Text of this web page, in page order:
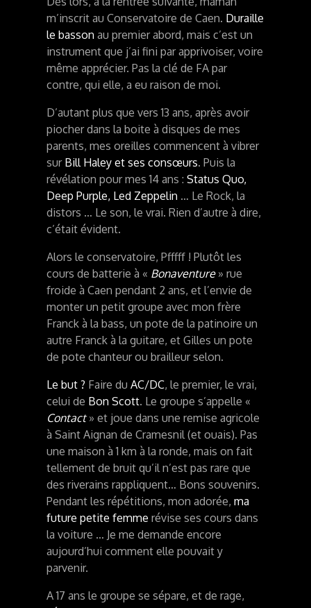
m’inscrit au Conservatoire de Caen. Duraille
le basson au premier abord, mais c’est un
instrument que j’ai fini par apprivoiser, voire
même apprécier. Pas la clé de FA par
contre, qui elle, a eu raison de moi.
D’autant plus que vers 13 ans, après avoir
piocher dans la boite à disques de mes
parents, mes oreilles commencent à vibrer
sur Bill Haley et ses consœurs. Puis la
révélation pour mes 14 ans :Status Quo,
Deep Purple, Led Zeppelin … Le Rock, la
distors … Le son, le vrai. Rien d’autre à dire,
c’était évident.
Alors le conservatoire, Pfffff ! Plutôt les
cours de batterie à « Bonaventure» rue
froide à Caen pendant 2 ans, et l’envie de
monter un petit groupe avec mon frère
Franck à la bass, un pote de la patinoire un
autre Franck à la guitare, et Gilles un pote
de pote chanteur ou brailleur selon.
Le but ? Faire du AC/DC, le premier, le vrai,
celui de Bon Scott. Le groupe s’appelle «
Contact» et joue dans une remise agricole
à Saint Aignan de Cramesnil (et ouais). Pas
une maison à 1 km à la ronde, mais on fait
tellement de bruit qu’il n’est pas rare que
des riverains rappliquent… Bons souvenirs.
Pendant les répétitions, mon adorée,ma
future petite femme révise ses cours dans
la voiture … Je me demande encore
aujourd’hui comment elle pouvait y
parvenir.
A 17 ans le groupe se sépare, et de rage,